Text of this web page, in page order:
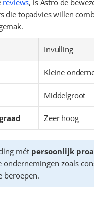
reviews, is Astro de
die topadvies willen
Invulling
Kleine
Middelgroot
Zeer hoog
mét persoonlijk
ondernemingen zoals
beroepen.